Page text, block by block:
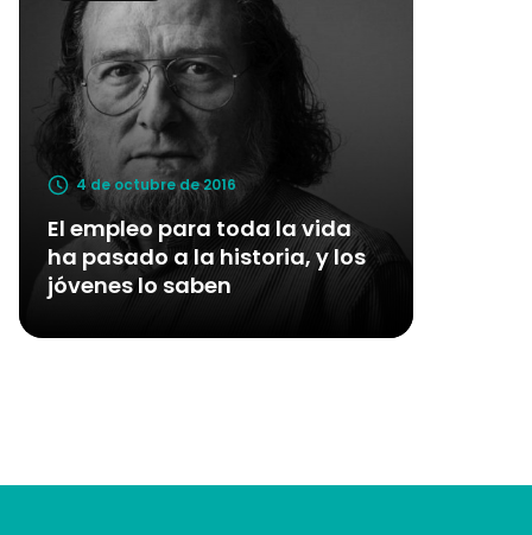
4 de octubre de 2016
El empleo para toda la vida
ha pasado a la historia, y los
jóvenes lo saben